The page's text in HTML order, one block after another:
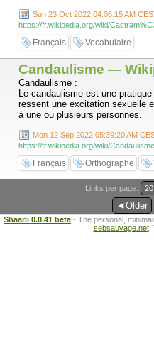
Sun 23 Oct 2022 04:06:15 AM
https://fr.wikipedia.org/wiki/
Français Vocabulaire
Candaulisme —
Candaulisme :
Le candaulisme est une
ressent une excitation sexuelle
à une ou plusieurs personnes.
Mon 12 Sep 2022 05:39:20 AM
https://fr.wikipedia.org/wiki/Candaulisme
Français Orthographe
Links per page: 20
◄Older
Shaarli 0.0.41 beta - The personal,
sebsauvage.net.